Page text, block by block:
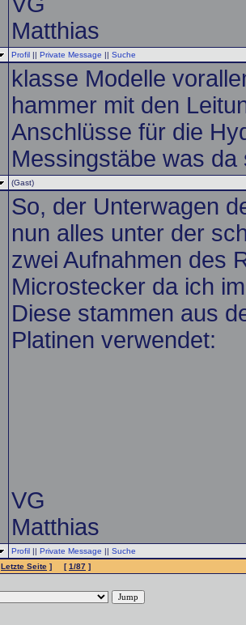
Matthias
Profil || Private Message || Suche
klasse Modelle
hammer mit den
Anschlüsse für die
Messingstäbe was
(Gast)
So, der Unterwagen
nun alles unter der
zwei Aufnahmen des
Microstecker da ich
Diese stammen aus
Platinen verwendet:
VG
Matthias
Profil || Private Message || Suche
Letzte Seite ] [1/87 ]